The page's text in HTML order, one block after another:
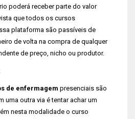
poderá receber parte do valor
que todos os cursos
plataforma são passíveis de
de volta na compra de qualquer
de preço, nicho ou produtor.
de enfermagem presenciais são
uma outra via é tentar achar um
nesta modalidade o curso